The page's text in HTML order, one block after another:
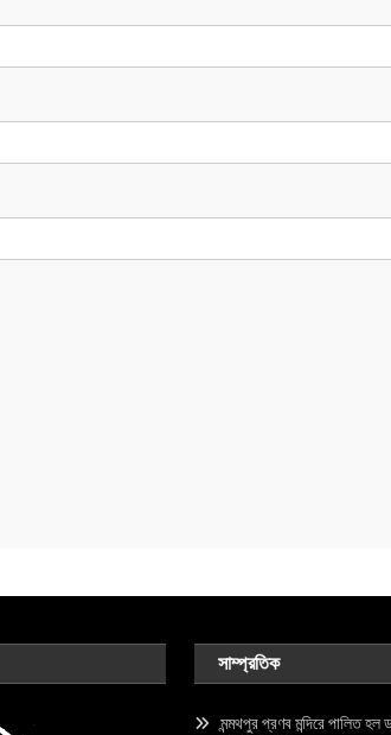
সাম্প্রতিক
মন্মথপুর প্রণব মন্দিরে পালিত হল